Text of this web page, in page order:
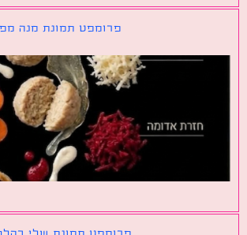
פרומפט תמונת מנה מפורקת